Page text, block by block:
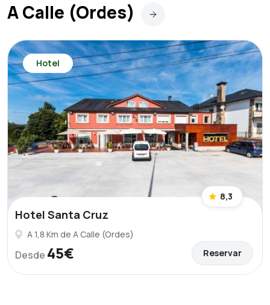
A Calle (Ordes)
Hotel
8,3
Hotel Santa Cruz
A 1,8 Km de A Calle (Ordes)
Desde 45€ Reservar